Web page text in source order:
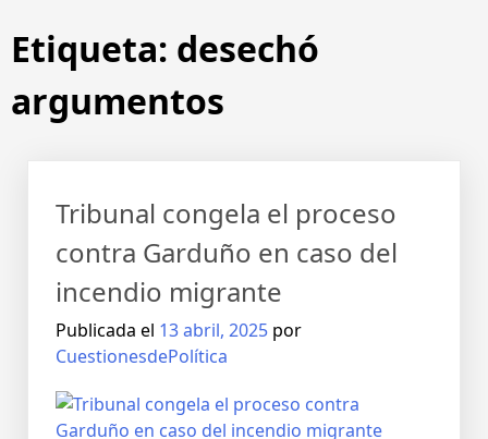
Etiqueta: desechó
argumentos
Tribunal congela el proceso
contra Garduño en caso del
incendio migrante
Publicada el 13 abril, 2025 por
CuestionesdePolítica